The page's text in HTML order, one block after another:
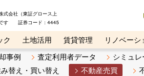
式会社（東証グロース上
です 証券コード：4445
ク 土地活用 賃貸管理 リノベーシ
ン講座 リビンマガジンBiz 不動産売
事例 査定利用者データ
シミュ
替え・買い替え 不動産売買